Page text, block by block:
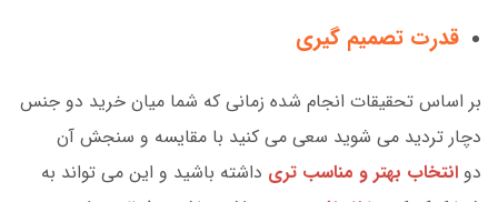
قدرت تصمیم گیری
بر اساس تحقیقات انجام شده زمانی که شما میان خرید دو جنس
دچار تردید می شوید سعی می کنید با مقایسه و سنجش آن
دو انتخاب بهتر و مناسب تری داشته باشید و این می تواند به